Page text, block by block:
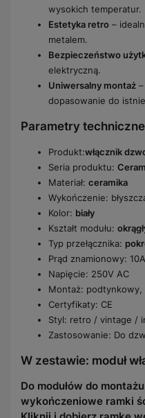
wysokich temperatur.
Estetyka retro –
metalem.
Bezpieczeństwo
elektryczną.
Uniwersalny montaż
dopasowanie do
Parametry
Produkt:włącznik
Seria produktu:
Materiał: ceramika
Wykończenie:
Kolor: biały
Kształt modułu:
Typ przełącznika:
Prąd znamionowy: 10A
Napięcie: 250V AC
Montaż:
Certyfikaty: CE
Styl: retro / vintage /
Zastosowanie: Do
W zestawie: moduł
Do modułów do
wykończeniowe ramki